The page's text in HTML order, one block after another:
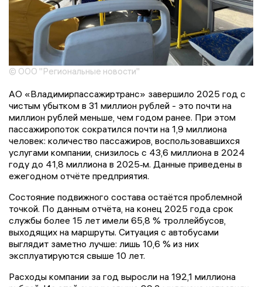
© ООО "Региональные новости"
АО «Владимирпассажиртранс» завершило 2025 год с
чистым убытком в 31 миллион рублей - это почти на
миллион рублей меньше, чем годом ранее. При этом
пассажиропоток сократился почти на 1,9 миллиона
человек: количество пассажиров, воспользовавшихся
услугами компании, снизилось с 43,6 миллиона в 2024
году до 41,8 миллиона в 2025‑м. Данные приведены в
ежегодном отчёте предприятия.
Состояние подвижного состава остаётся проблемной
точкой. По данным отчёта, на конец 2025 года срок
службы более 15 лет имели 65,8 % троллейбусов,
выходящих на маршруты. Ситуация с автобусами
выглядит заметно лучше: лишь 10,6 % из них
эксплуатируются свыше 10 лет.
Расходы компании за год выросли на 192,1 миллиона